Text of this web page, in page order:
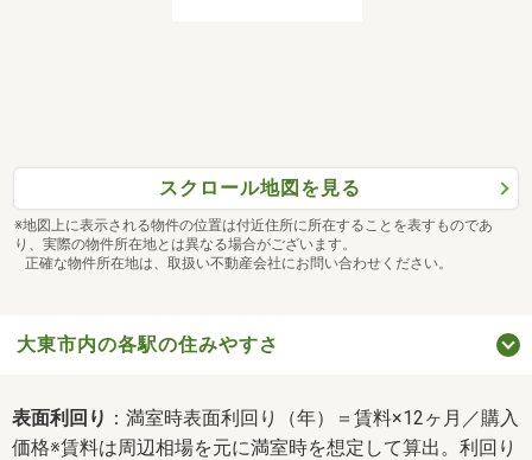
スクロール地図を見る
※地図上に表示される物件の位置は付近住所に所在することを表すものであ
り、実際の物件所在地とは異なる場合がございます。
正確な物件所在地は、取扱い不動産会社にお問い合わせください。
大東市内の各駅の住みやすさ
表面利回り ：満室時表面利回り（年）＝賃料×12ヶ月／購入
価格※賃料は周辺相場を元に満室時を想定して算出。利回り